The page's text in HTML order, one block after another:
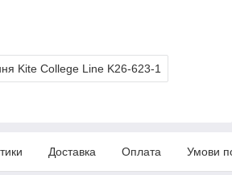
Kite College Line K26-623-1
Доставка Оплата Умови